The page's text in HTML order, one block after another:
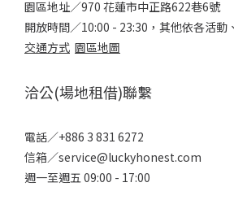
園區地址／970 花蓮市中正路622巷6號
開放時間／10:00 - 23:30，其他依各活動
交通方式 園區地圖
洽公(場地租借)聯繫
電話／+886 3 831 6272
信箱／service@luckyhonest.com
週一至週五 09:00 - 17:00